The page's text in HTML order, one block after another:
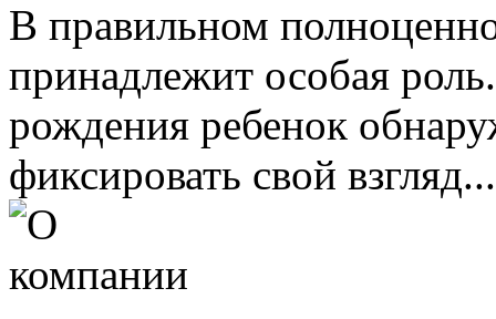
В правильном
принадлежит особая
рождения ребенок
фиксировать свой взгляд...